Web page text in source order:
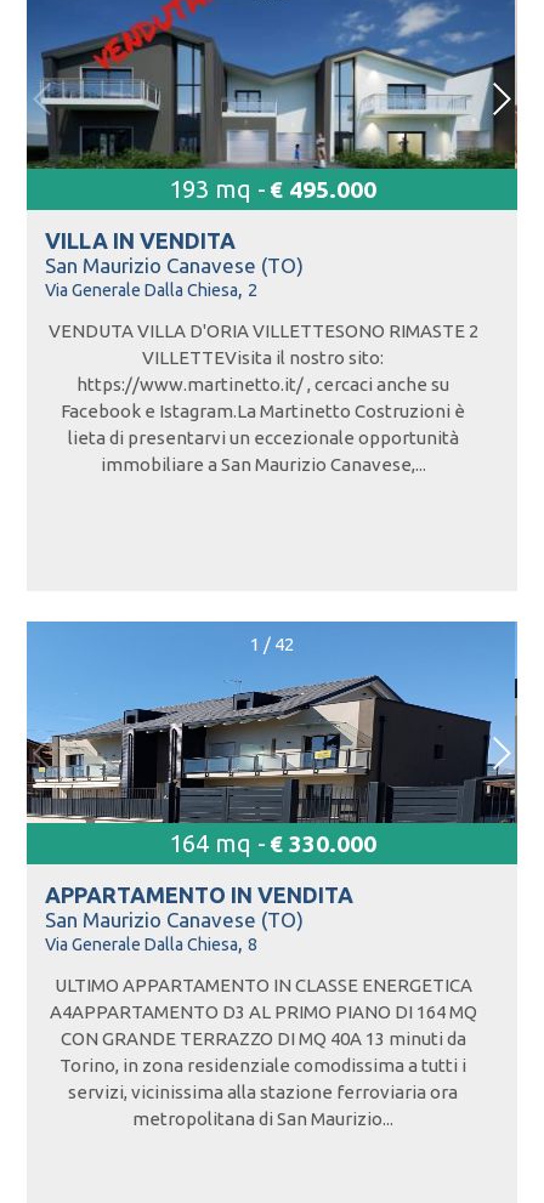
193 mq - € 495.000
VILLA IN VENDITA
San Maurizio Canavese (TO)
Via Generale Dalla Chiesa, 2
VENDUTA VILLA D'ORIA VILLETTESONO RIMASTE 2
VILLETTEVisita il nostro sito:
https://www.martinetto.it/ , cercaci anche su
Facebook e Istagram.La Martinetto Costruzioni è
lieta di presentarvi un eccezionale opportunità
immobiliare a San Maurizio Canavese,...
1 / 42
164 mq - € 330.000
APPARTAMENTO IN VENDITA
San Maurizio Canavese (TO)
Via Generale Dalla Chiesa, 8
ULTIMO APPARTAMENTO IN CLASSE ENERGETICA
A4APPARTAMENTO D3 AL PRIMO PIANO DI 164 MQ
CON GRANDE TERRAZZO DI MQ 40A 13 minuti da
Torino, in zona residenziale comodissima a tutti i
servizi, vicinissima alla stazione ferroviaria ora
metropolitana di San Maurizio...